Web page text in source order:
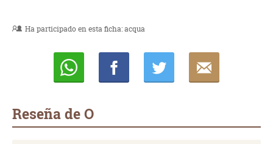
Ha participado en esta ficha:acqua
Reseña de O